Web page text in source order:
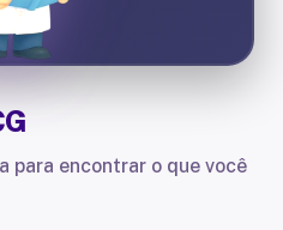
para encontrar o que você